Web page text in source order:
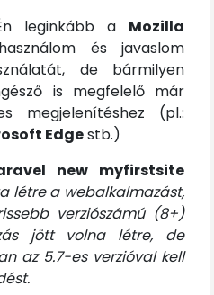
leginkább a Mozilla
és javaslom
de bármilyen
is megfelelő már
megjelenítéshez (pl.:
Edgestb.)
new myfirstsite
létre a webalkalmazást,
verziószámú (8+)
jött volna létre, de
az 5.7-es verzióval kell